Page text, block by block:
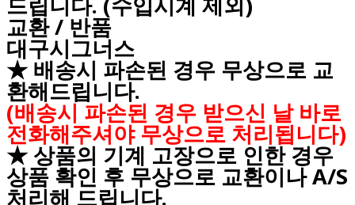
교환 / 반품
대구시그너스
★ 배송시 파손된 경우 무상으로 교
환해드립니다.
(배송시 파손된 경우 받으신 날 바로
전화해주셔야 무상으로 처리됩니다)
★ 상품의 기계 고장으로 인한 경우
상품 확인 후 무상으로 교환이나 A/S
처리해 드립니다.